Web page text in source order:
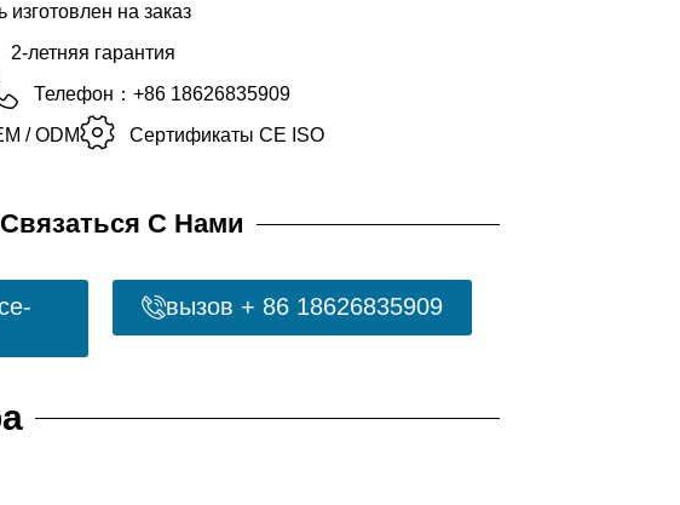
на заказ
2-летняя гарантия
Телефон：+86 18626835909
/ ODM Сертификаты CE ISO
С Нами
вызов + 86 18626835909